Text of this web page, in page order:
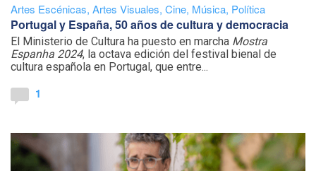
Artes Escénicas, Artes Visuales, Cine, Música, Política
Portugal y España, 50 años de cultura y democracia
El Ministerio de Cultura ha puesto en marcha Mostra
Espanha 2024, la octava edición del festival bienal de
cultura española en Portugal, que entre...
1